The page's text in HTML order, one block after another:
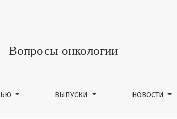
онкохирургического
Вопросы онкологии
ВЫПУСКИ НОВОСТИ